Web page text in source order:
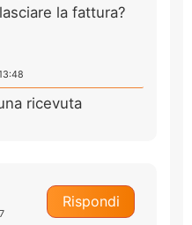
la fattura?
ricevuta
Rispondi